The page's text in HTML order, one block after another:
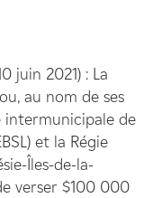
juin 2021) : La
au nom de ses
intermunicipale de
et la Régie
Îles-de-la-
verser $100 000